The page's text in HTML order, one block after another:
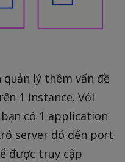
quản lý thêm vấn đề
1 instance. Với
có 1 application
server đó đến port
được truy cập